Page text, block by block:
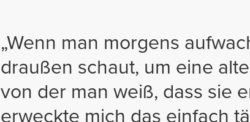
„Wenn man morgens
draußen schaut, um eine
von der man weiß, dass sie
erweckte mich das einfach